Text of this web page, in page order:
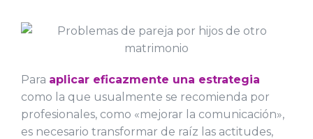
Para aplicar eficazmente una estrategia
como la que usualmente se recomienda por
profesionales, como «mejorar la comunicación»,
es necesario transformar de raíz las actitudes,